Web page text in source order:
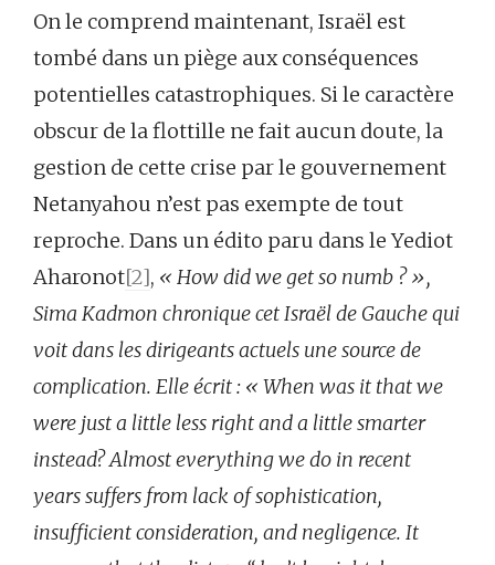
On le comprend maintenant, Israël est
tombé dans un piège aux conséquences
potentielles catastrophiques. Si le caractère
obscur de la flottille ne fait aucun doute, la
gestion de cette crise par le gouvernement
Netanyahou n’est pas exempte de tout
reproche. Dans un édito paru dans le Yediot
Aharonot[2], « How did we get so numb ? »,
Sima Kadmon chronique cet Israël de Gauche qui
voit dans les dirigeants actuels une source de
complication. Elle écrit : « When was it that we
were just a little less right and a little smarter
instead? Almost everything we do in recent
years suffers from lack of sophistication,
insufficient consideration, and negligence. It